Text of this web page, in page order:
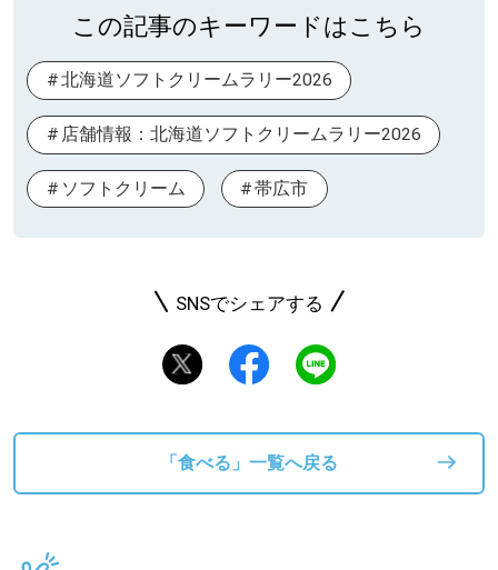
この記事のキーワードはこちら
北海道ソフトクリームラリー2026
店舗情報：北海道ソフトクリームラリー2026
ソフトクリーム 帯広市
SNSでシェアする
「食べる」一覧へ戻る